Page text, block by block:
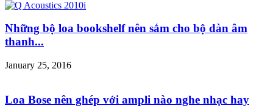
Những bộ loa bookshelf nên sắm cho bộ dàn âm
thanh...
January 25, 2016
Loa Bose nên ghép với ampli nào nghe nhạc hay